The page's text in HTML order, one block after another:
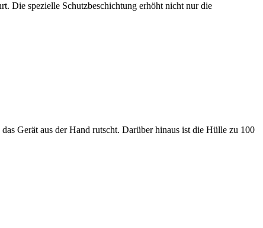
Die spezielle Schutzbeschichtung erhöht nicht nur die
Gerät aus der Hand rutscht. Darüber hinaus ist die Hülle zu 100